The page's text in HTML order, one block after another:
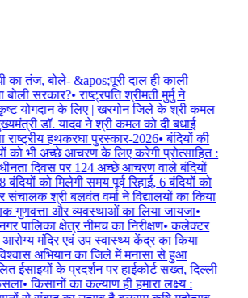
का तंज, बोले- &apos;पूरी दाल ही काली
बोली सरकार?•राष्ट्रपति श्रीमती मुर्मु ने
योगदान के लिए | खरगोन जिले के श्री कमल
डॉ. यादव ने श्री कमल को दी बधाई
हथकरघा पुरस्कार-2026•बंदियों की
को भी अच्छे आचरण के लिए करेगी प्रोत्साहित :
दिवस पर 124 अच्छे आचरण वाले बंदियों
को मिलेगी समय पूर्व रिहाई, 6 बंदियों को
संचालक श्री बलवंत वर्मा ने विद्यालयों का किया
गुणवत्ता और व्यवस्थाओं का लिया जायजा•
पालिका क्षेत्र नीमच का निरीक्षण•कलेक्टर
मंदिर एवं उप स्वास्थ्य केंद्र का किया
अभियान का जिले में मनासा से हुआ
ईसाइयों के प्रदर्शन पर हाईकोर्ट सख्त, दिल्ली
•किसानों का कल्याण ही हमारा लक्ष्य :